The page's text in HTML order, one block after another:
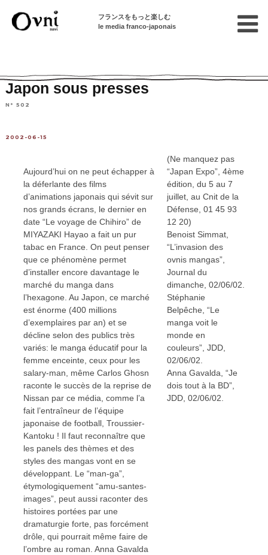
フランスをもっと楽しむ
le media franco-japonais
Japon sous presses
N° 502
2002-06-15
Aujourd’hui on ne peut échapper à
la déferlante des films
d’animations japonais qui sévit sur
nos grands écrans, le dernier en
date “Le voyage de Chihiro” de
MIYAZAKI Hayao a fait un pur
tabac en France. On peut penser
que ce phénomène permet
d’installer encore davantage le
marché du manga dans
l’hexagone. Au Japon, ce marché
est énorme (400 millions
d’exemplaires par an) et se
décline selon des publics très
variés: le manga éducatif pour la
femme enceinte, ceux pour les
salary-man, même Carlos Ghosn
raconte le succès de la reprise de
Nissan par ce média, comme l’a
fait l’entraîneur de l’équipe
japonaise de football, Troussier-
Kantoku ! Il faut reconnaître que
les panels des thèmes et des
styles des mangas vont en se
développant. Le “man-ga”,
étymologiquement “amu-santes-
images”, peut aussi raconter des
histoires portées par une
dramaturgie forte, pas forcément
drôle, qui pourrait même faire de
l’ombre au roman. Anna Gavalda
(Ne manquez pas
“Japan Expo”, 4ème
édition, du 5 au 7
juillet, au Cnit de la
Défense, 01 45 93
12 20)
Benoist Simmat,
“L’invasion des
ovnis mangas”,
Journal du
dimanche, 02/06/02.
Stéphanie
Belpêche, “Le
manga voit le
monde en
couleurs”, JDD,
02/06/02.
Anna Gavalda, “Je
dois tout à la BD”,
JDD, 02/06/02.